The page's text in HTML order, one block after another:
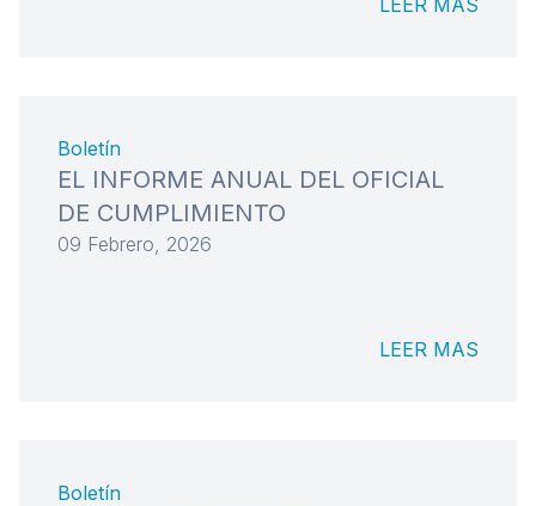
LEER MAS
Boletín
EL INFORME ANUAL DEL OFICIAL
DE CUMPLIMIENTO
09 Febrero, 2026
LEER MAS
Boletín